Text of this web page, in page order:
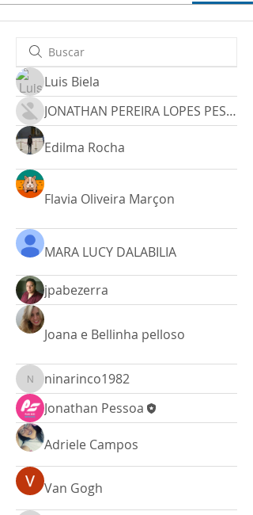
Luis Biela
JONATHAN PEREIRA LOPES PESSOA
Edilma Rocha
Flavia Oliveira Marçon
MARA LUCY DALABILIA
jpabezerra
Joana e Bellinha pelloso
ninarinco1982
ninarinco1982
Jonathan Pessoa
Adriele Campos
Van Gogh